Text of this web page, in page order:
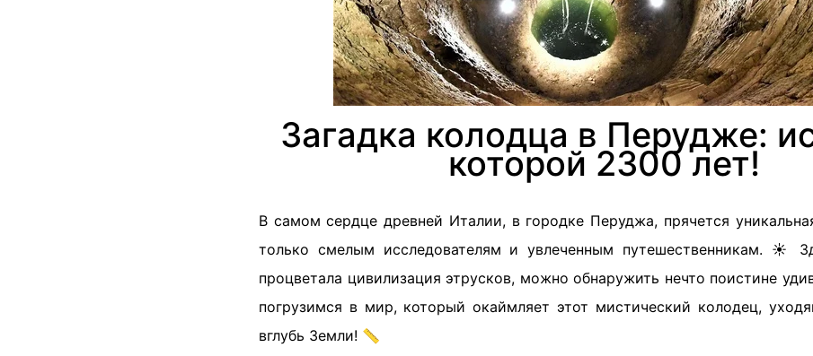
Загадка колодца в Перудже:
которой 2300 лет!
В самом сердце древней Италии, в городке Перуджа, прячется
только смелым исследователям и увлеченным путешественникам. ☀️
процветала цивилизация этрусков, можно обнаружить нечто поистине
погрузимся в мир, который окаймляет этот мистический колодец,
вглубь Земли! 📏